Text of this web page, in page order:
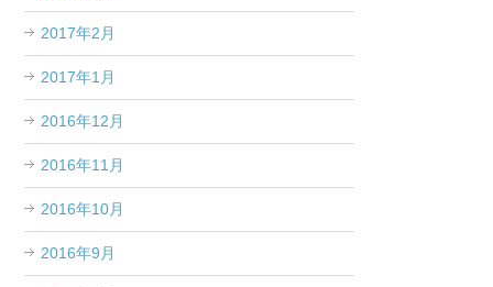
2017年2月
2017年1月
2016年12月
2016年11月
2016年10月
2016年9月